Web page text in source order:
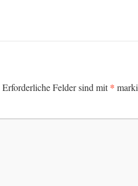
Erforderliche Felder sind mit*